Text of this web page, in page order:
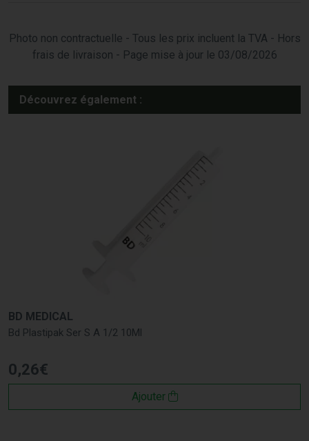
Photo non contractuelle - Tous les prix incluent la TVA - Hors
frais de livraison - Page mise à jour le 03/08/2026
Découvrez également :
BD MEDICAL
Bd Plastipak Ser S A 1/2 10Ml
0,26€
Ajouter